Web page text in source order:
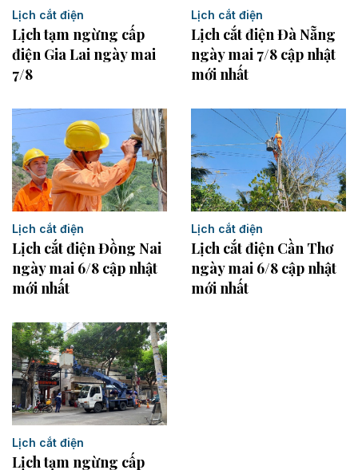
Lịch cắt điện
Lịch tạm ngừng cấp
điện Gia Lai ngày mai
7/8
Lịch cắt điện
Lịch cắt điện Đà Nẵng
ngày mai 7/8 cập nhật
mới nhất
Lịch cắt điện
Lịch cắt điện Đồng Nai
ngày mai 6/8 cập nhật
mới nhất
Lịch cắt điện
Lịch cắt điện Cần Thơ
ngày mai 6/8 cập nhật
mới nhất
Lịch cắt điện
Lịch tạm ngừng cấp